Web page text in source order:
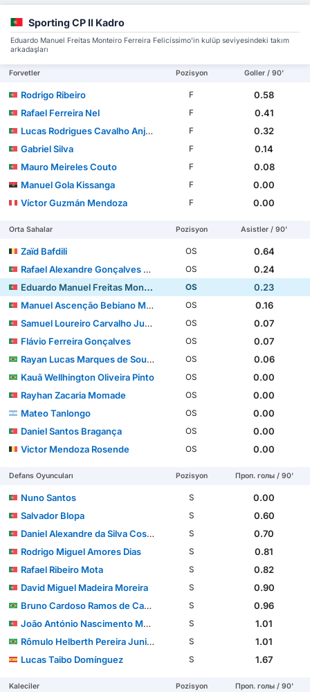
Sporting CP II Kadro
Eduardo Manuel Freitas Monteiro Ferreira Felicíssimo'in kulüp seviyesindeki takım
arkadaşları
Forvetler Pozisyon Goller / 90'
Rodrigo Ribeiro F
0.58
Rafael Ferreira Nel
F
0.41
Lucas Rodrigues Cavalho Anjos
F
0.32
Gabriel Silva
F
0.14
Mauro Meireles Couto
F
0.08
Manuel Gola Kissanga
F
0.00
Víctor Guzmán Mendoza
F 0.00
Orta Sahalar Pozisyon Asistler / 90'
Zaïd Bafdili OS
0.64
Rafael Alexandre Gonçalves Besugo
OS
0.24
Eduardo Manuel Freitas Monteiro Ferreira Felicíssimo
OS
0.23
Manuel Ascenção Bebiano Mendonça
OS
0.16
Samuel Loureiro Carvalho Justo
OS
0.07
Flávio Ferreira Gonçalves
OS
0.07
Rayan Lucas Marques de Souza
OS
0.06
Kauã Wellhington Oliveira Pinto
OS
0.00
Rayhan Zacaria Momade
OS
0.00
Mateo Tanlongo
OS
0.00
Daniel Santos Bragança
OS
0.00
Victor Mendoza Rosende
OS 0.00
Defans Oyuncuları Pozisyon Проп. голы / 90'
Nuno Santos S
0.00
Salvador Blopa
S
0.60
Daniel Alexandre da Silva Costa
S
0.70
Rodrigo Miguel Amores Dias
S
0.81
Rafael Ribeiro Mota
S
0.82
David Miguel Madeira Moreira
S
0.90
Bruno Cardoso Ramos de Carvalho
S
0.96
João António Nascimento Muniz
S
1.01
Rômulo Helberth Pereira Junior
S
1.01
Lucas Taibo Domínguez
S 1.67
Kaleciler Pozisyon Проп. голы / 90'